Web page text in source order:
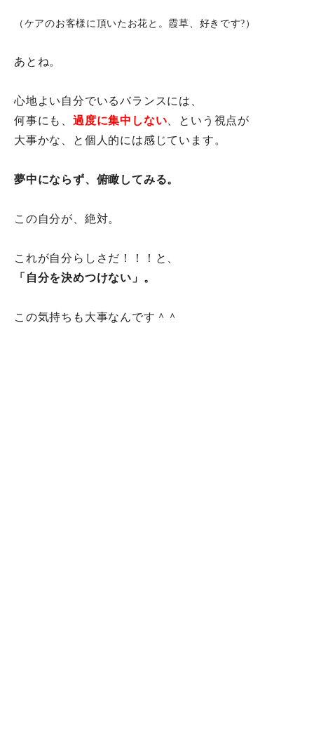
（ケアのお客様に頂いたお花と。霞草、好きです?）
あとね。
心地よい自分でいるバランスには、
何事にも、 過度に集中しない 、という視点が
大事かな、と個人的には感じています。
夢中にならず、俯瞰してみる。
この自分が、絶対。
これが自分らしさだ！！！と、
「自分を決めつけない」。
この気持ちも大事なんです＾＾